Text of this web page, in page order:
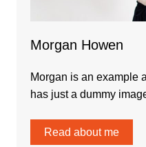
Morgan Howen
Morgan is an example
has just a dummy
Read about me